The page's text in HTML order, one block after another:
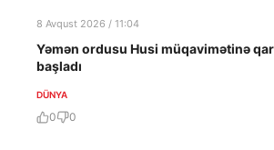
8 Avqust 2026 / 11:04
Yəmən ordusu Husi müqavimətinə
başladı
DÜNYA
0 0